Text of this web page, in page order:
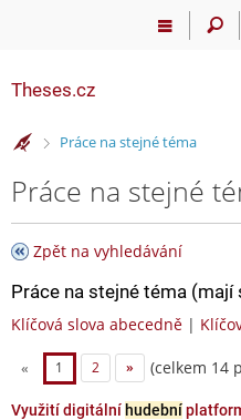
Theses.cz
>Práce na stejné téma
Práce na stejné
Zpět na vyhledávání
Práce na stejné téma
Klíčová slova abecedně |
« 1 2 » (celkem 14
Využití digitální hudební